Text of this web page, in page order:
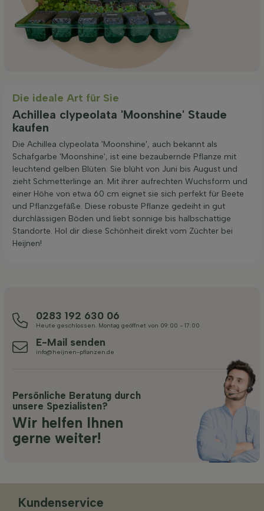
Die ideale Art für Sie
Achillea clypeolata 'Moonshine' Staude
kaufen
Die Achillea clypeolata 'Moonshine', auch bekannt als
Schafgarbe 'Moonshine', ist eine bezaubernde Pflanze mit
leuchtend gelben Blüten. Sie blüht von Juni bis August und
zieht Schmetterlinge an. Mit ihrer aufrechten Wuchsform und
einer Höhe von etwa 60 cm eignet sie sich perfekt für Beete
und Pflanzgefäße. Diese robuste Pflanze gedeiht in gut
durchlässigen Böden und liebt sonnige bis halbschattige
Standorte. Hol dir diese Schönheit direkt vom Züchter bei
Heijnen!
0283 192 630 06
Heute geschlossen. Montag geöffnet von 09:00 - 17:00
E-Mail senden
info@heijnen-pflanzen.de
Persönliche Beratung durch
unsere Spezialisten?
Wir helfen Ihnen
gerne weiter!
Kundenservice